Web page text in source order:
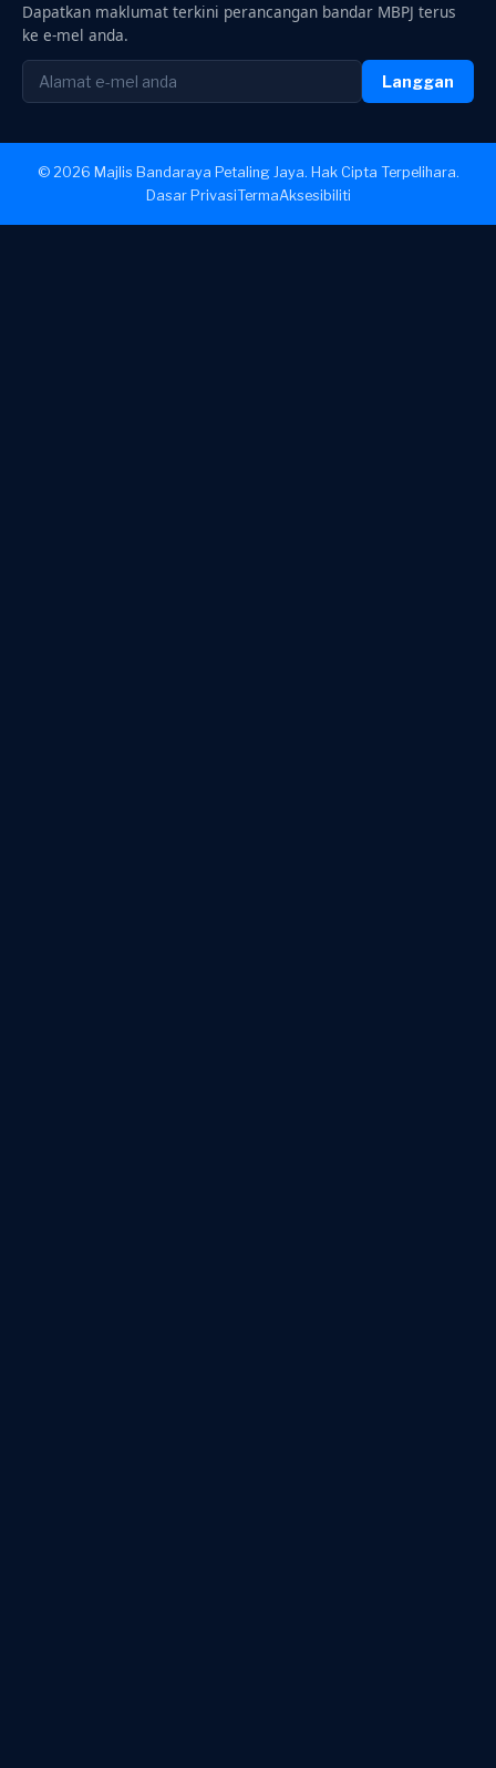
Dapatkan maklumat terkini perancangan bandar MBPJ terus
ke e-mel anda.
Langgan
© 2026 Majlis Bandaraya Petaling Jaya. Hak Cipta Terpelihara.
Dasar PrivasiTermaAksesibiliti